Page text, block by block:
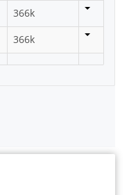
366k
366k